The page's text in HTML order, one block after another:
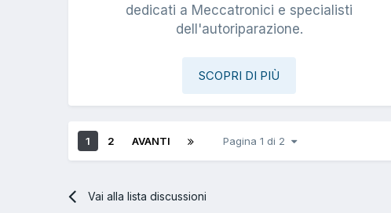
dedicati a Meccatronici e specialisti
dell'autoriparazione.
SCOPRI DI PIÙ
1 2 AVANTI Pagina 1 di 2
Vai alla lista discussioni